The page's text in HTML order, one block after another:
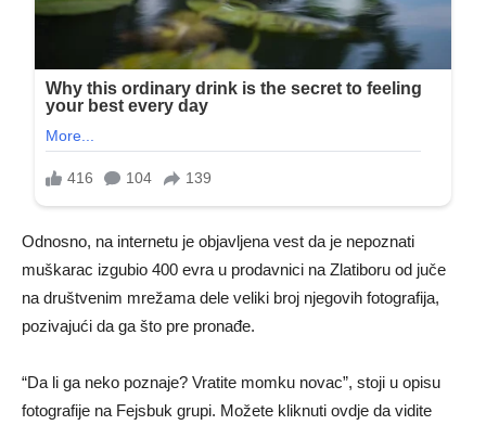
Odnosno, na internetu je objavljena vest da je nepoznati
muškarac izgubio 400 evra u prodavnici na Zlatiboru od juče
na društvenim mrežama dele veliki broj njegovih fotografija,
pozivajući da ga što pre pronađe.
“Da li ga neko poznaje? Vratite momku novac”, stoji u opisu
fotografije na Fejsbuk grupi. Možete kliknuti ovdje da vidite